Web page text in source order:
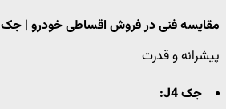
مقایسه فنی در فروش اقساطی خودرو | جک J4 یا تارا؟
پیشرانه و قدرت
جک J4: